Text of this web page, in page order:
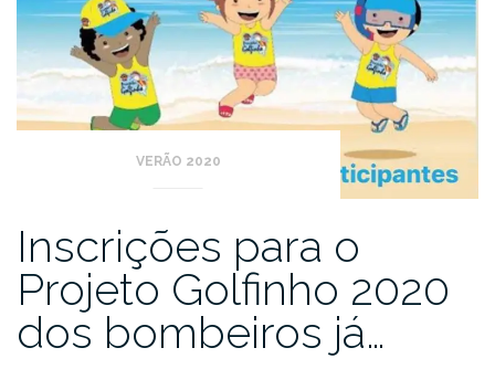
VERÃO 2020
Inscrições para o
Projeto Golfinho 2020
dos bombeiros já…